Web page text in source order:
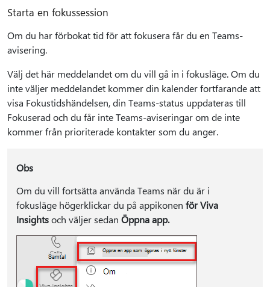
Starta en fokussession
Om du har förbokat tid för att fokusera får du en Teams-
avisering.
Välj det här meddelandet om du vill gå in i fokusläge. Om du
inte väljer meddelandet kommer din kalender fortfarande att
visa Fokustidshändelsen, din Teams-status uppdateras till
Fokuserad och du får inte Teams-aviseringar om de inte
kommer från prioriterade kontakter som du anger.
Obs
Om du vill fortsätta använda Teams när du är i
fokusläge högerklickar du på appikonen för Viva
Insightsoch väljer sedan Öppna app.